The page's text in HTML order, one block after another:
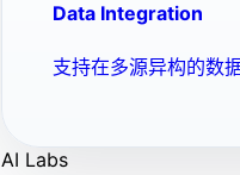
Data Integration
支持在多源异构的数
AI Labs